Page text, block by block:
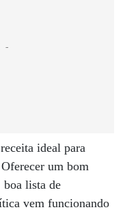
ideal para
um bom
lista de
vem funcionando